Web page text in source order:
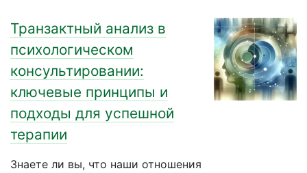
Транзактный анализ в
психологическом
консультировании:
ключевые принципы и
подходы для успешной
терапии
Знаете ли вы, что наши отношения